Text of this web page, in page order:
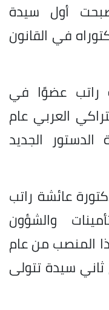
أول سيدة
في القانون
راتب عضوًا في
العربي عام
الدستور الجديد
الدكتورة عائشة راتب
والشؤون
المنصب من عام
لتصبح ثاني سيدة تتولى